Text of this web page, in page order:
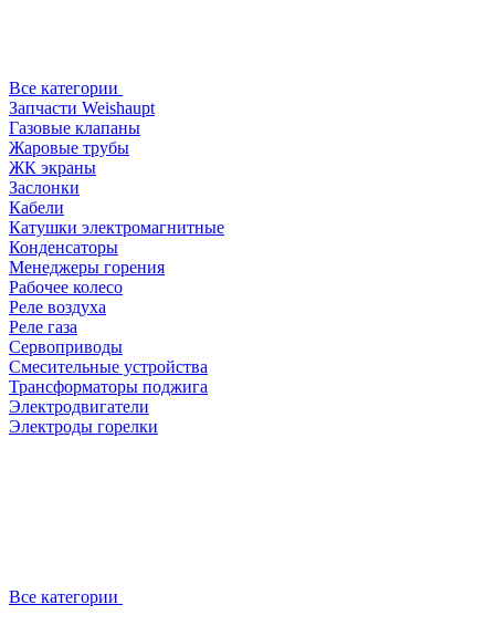
Все категории
Запчасти Weishaupt
Газовые клапаны
Жаровые трубы
ЖК экраны
Заслонки
Кабели
Катушки электромагнитные
Конденсаторы
Менеджеры горения
Рабочее колесо
Реле воздухa
Реле газа
Сервоприводы
Смесительные устройства
Трансформаторы поджига
Электродвигатели
Электроды горелки
Все категории